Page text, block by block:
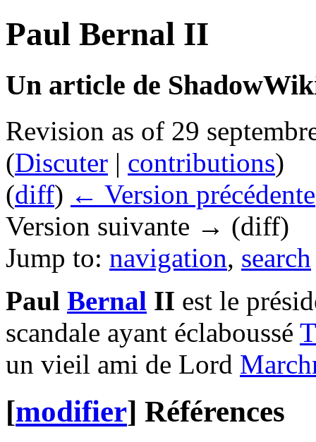
Paul Bernal II
Un article de
Revision as of 29
(Discuter | contributions)
(diff) ← Version précédente
Version suivante → (diff)
Jump to: navigation, search
Paul Bernal II est le
scandale ayant éclaboussé
un vieil ami de Lord
[modifier] Références